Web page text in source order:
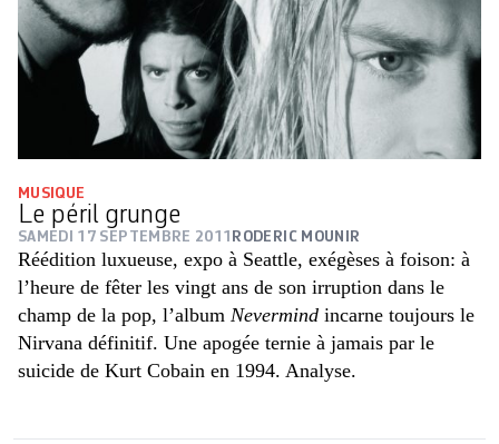
MUSIQUE
Le péril grunge
SAMEDI 17 SEPTEMBRE 2011 RODERIC MOUNIR
Réédition luxueuse, expo à Seattle, exégèses à foison: à
l’heure de fêter les vingt ans de son irruption dans le
champ de la pop, l’album Nevermind incarne toujours le
Nirvana définitif. Une apogée ternie à jamais par le
suicide de Kurt Cobain en 1994. Analyse.